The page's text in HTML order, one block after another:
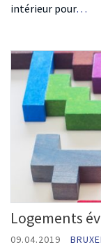
intérieur pour…
Logements
09.04.2019